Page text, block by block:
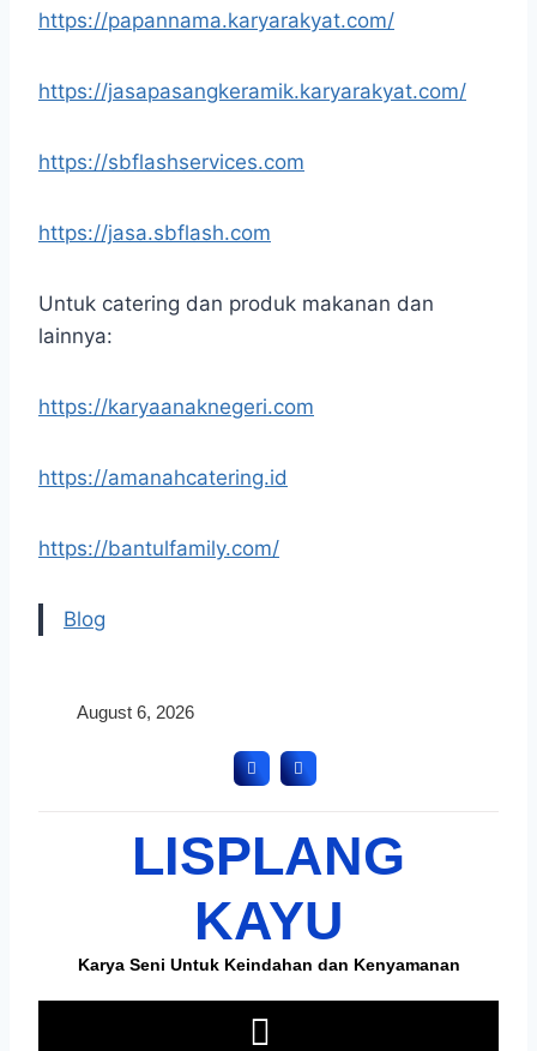
https://papannama.karyarakyat.com/
https://jasapasangkeramik.karyarakyat.com/
https://sbflashservices.com
https://jasa.sbflash.com
Untuk catering dan produk makanan dan
lainnya:
https://karyaanaknegeri.com
https://amanahcatering.id
https://bantulfamily.com/
Blog